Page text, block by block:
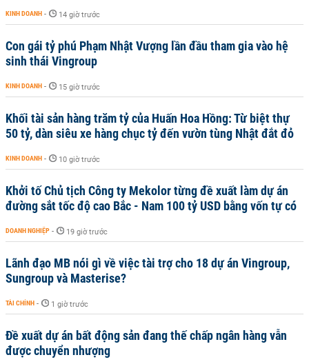
KINH DOANH - 14 giờ trước
Con gái tỷ phú Phạm Nhật Vượng lần đầu tham gia vào hệ
sinh thái Vingroup
KINH DOANH - 15 giờ trước
Khối tài sản hàng trăm tỷ của Huấn Hoa Hồng: Từ biệt thự
50 tỷ, dàn siêu xe hàng chục tỷ đến vườn tùng Nhật đắt đỏ
KINH DOANH - 10 giờ trước
Khởi tố Chủ tịch Công ty Mekolor từng đề xuất làm dự án
đường sắt tốc độ cao Bắc - Nam 100 tỷ USD bằng vốn tự có
DOANH NGHIỆP - 19 giờ trước
Lãnh đạo MB nói gì về việc tài trợ cho 18 dự án Vingroup,
Sungroup và Masterise?
TÀI CHÍNH - 1 giờ trước
Đề xuất dự án bất động sản đang thế chấp ngân hàng vẫn
được chuyển nhượng